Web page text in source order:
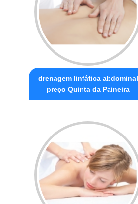
drenagem linfática abdominal
preço Quinta da Paineira